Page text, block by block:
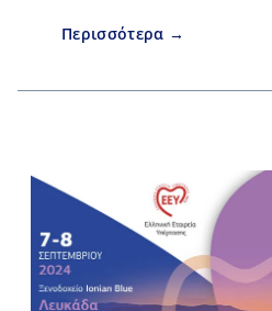
Περισσότερα →